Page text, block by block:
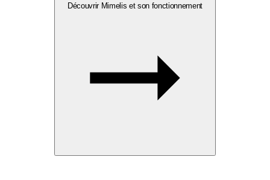
Découvrir Mimelis et son fonctionnement